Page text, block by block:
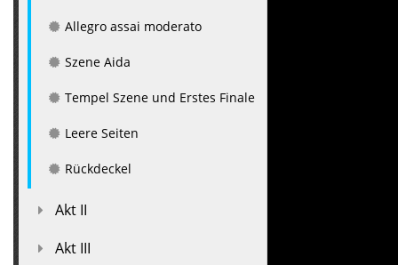
Allegro assai moderato
Szene Aida
Tempel Szene und Erstes Finale
Leere Seiten
Rückdeckel
Akt II
Akt III